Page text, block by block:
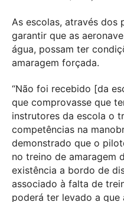
As escolas, através dos
garantir que as
água, possam ter
amaragem forçada.
“Não foi recebido [da
que comprovasse que
instrutores da escola o
competências na
demonstrado que o
no treino de amaragem
existência a bordo de
associado à falta de
poderá ter levado a